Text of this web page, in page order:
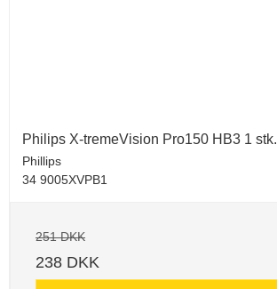
Philips X-tremeVision Pro150 HB3 1 stk.
Phillips
34 9005XVPB1
251 DKK
238 DKK